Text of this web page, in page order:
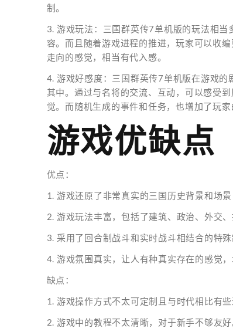
制。
3. 游戏玩法：三国群英传7单机版的玩法相
容。而且随着游戏进程的推进，玩家可以收
走向的感觉，相当有代入感。
4. 游戏好感度：三国群英传7单机版在游戏
其中。通过与名将的交流、互动，可以感受
觉。而随机生成的事件和任务，也增加了玩家
游戏优缺点
优点：
1. 游戏还原了非常真实的三国历史背景和场景
2. 游戏玩法丰富，包括了建筑、政治、外交、
3. 采用了回合制战斗和实时战斗相结合的特
4. 游戏氛围真实，让人有种真实存在的感觉，
缺点：
1. 游戏操作方式不太可定制且与时代相比有些
2. 游戏中的教程不太清晰，对于新手不够友好